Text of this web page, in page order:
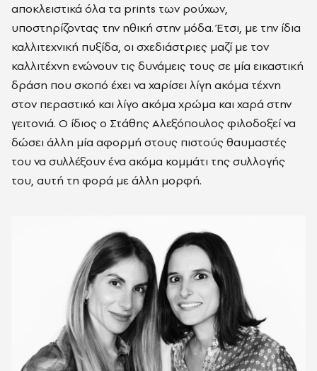
αποκλειστικά όλα τα prints των ρούχων,
υποστηρίζοντας την ηθική στην μόδα. Έτσι, με την ίδια
καλλιτεχνική πυξίδα, οι σχεδιάστριες μαζί με τον
καλλιτέχνη ενώνουν τις δυνάμεις τους σε μία εικαστική
δράση που σκοπό έχει να χαρίσει λίγη ακόμα τέχνη
στον περαστικό και λίγο ακόμα χρώμα και χαρά στην
γειτονιά. Ο ίδιος ο Στάθης Αλεξόπουλος φιλοδοξεί να
δώσει άλλη μία αφορμή στους πιστούς θαυμαστές
του να συλλέξουν ένα ακόμα κομμάτι της συλλογής
του, αυτή τη φορά με άλλη μορφή.